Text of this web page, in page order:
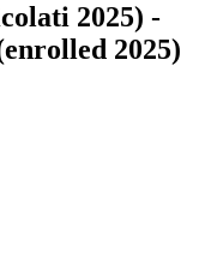
2025) -
2025)